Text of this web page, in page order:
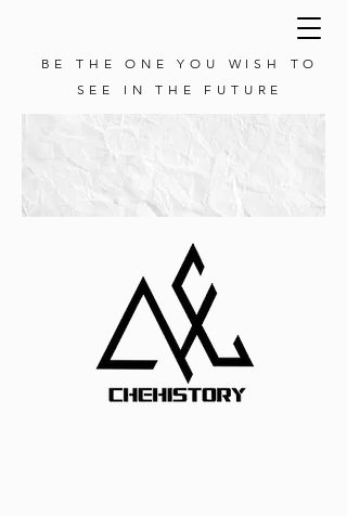
BE THE ONE YOU WISH TO
SEE IN THE FUTURE